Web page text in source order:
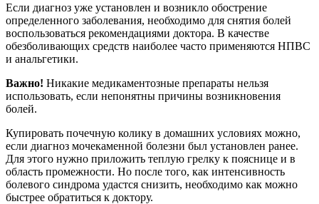
Если диагноз уже установлен и возникло обострение
определенного заболевания, необходимо для снятия болей
воспользоваться рекомендациями доктора. В качестве
обезболивающих средств наиболее часто применяются НПВС
и анальгетики.
Важно! Никакие медикаментозные препараты нельзя
использовать, если непонятны причины возникновения
болей.
Купировать почечную колику в домашних условиях можно,
если диагноз мочекаменной болезни был установлен ранее.
Для этого нужно приложить теплую грелку к пояснице и в
область промежности. Но после того, как интенсивность
болевого синдрома удастся снизить, необходимо как можно
быстрее обратиться к доктору.